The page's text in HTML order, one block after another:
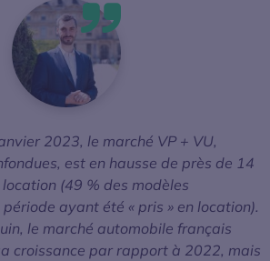
2023, le marché VP + VU,
est en hausse de près de 14
(49 % des modèles
ayant été « pris » en location).
le marché automobile français
croissance par rapport à 2022, mais